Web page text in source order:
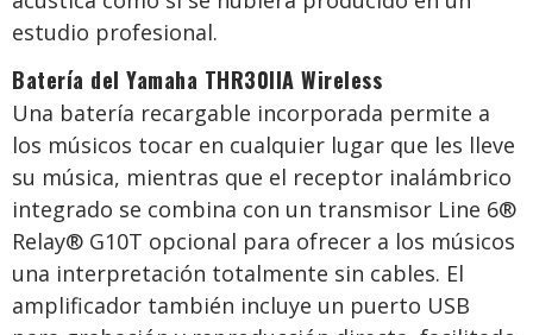
estudio profesional.
Batería del Yamaha THR30IIA Wireless
Una batería recargable incorporada permite a
los músicos tocar en cualquier lugar que les lleve
su música, mientras que el receptor inalámbrico
integrado se combina con un transmisor Line 6®
Relay® G10T opcional para ofrecer a los músicos
una interpretación totalmente sin cables. El
amplificador también incluye un puerto USB